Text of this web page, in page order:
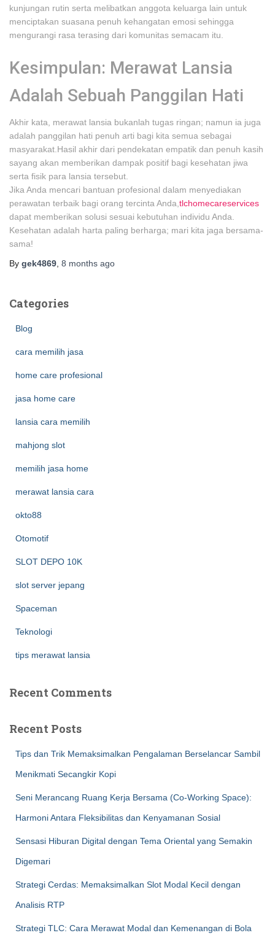
kunjungan rutin serta melibatkan anggota keluarga lain untuk
menciptakan suasana penuh kehangatan emosi sehingga
mengurangi rasa terasing dari komunitas semacam itu.
Kesimpulan: Merawat Lansia
Adalah Sebuah Panggilan Hati
Akhir kata, merawat lansia bukanlah tugas ringan; namun ia juga
adalah panggilan hati penuh arti bagi kita semua sebagai
masyarakat.Hasil akhir dari pendekatan empatik dan penuh kasih
sayang akan memberikan dampak positif bagi kesehatan jiwa
serta fisik para lansia tersebut.
Jika Anda mencari bantuan profesional dalam menyediakan
perawatan terbaik bagi orang tercinta Anda, tlchomecareservices
dapat memberikan solusi sesuai kebutuhan individu Anda.
Kesehatan adalah harta paling berharga; mari kita jaga bersama-
sama!
By gek4869 8 months ago
Categories
Blog
cara memilih jasa
home care profesional
jasa home care
lansia cara memilih
mahjong slot
memilih jasa home
merawat lansia cara
okto88
Otomotif
SLOT DEPO 10K
slot server jepang
Spaceman
Teknologi
tips merawat lansia
Recent Comments
Recent Posts
Tips dan Trik Memaksimalkan Pengalaman Berselancar Sambil
Menikmati Secangkir Kopi
Seni Merancang Ruang Kerja Bersama (Co-Working Space):
Harmoni Antara Fleksibilitas dan Kenyamanan Sosial
Sensasi Hiburan Digital dengan Tema Oriental yang Semakin
Digemari
Strategi Cerdas: Memaksimalkan Slot Modal Kecil dengan
Analisis RTP
Strategi TLC: Cara Merawat Modal dan Kemenangan di Bola